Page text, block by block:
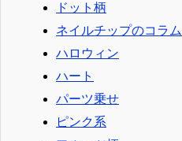
ドット柄
ネイルチップのコラム
ハロウィン
ハート
パーツ乗せ
ピンク系